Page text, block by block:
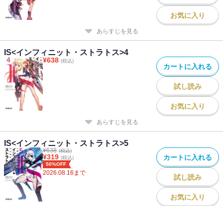
お気に入り
あらすじを見る
IS<インフィニット・ストラトス>4
¥638 (税込)
カートに入れる
試し読み
お気に入り
あらすじを見る
IS<インフィニット・ストラトス>5
¥638 (税込)
¥319 (税込)
50%OFF
2026.08.16 まで
カートに入れる
試し読み
お気に入り